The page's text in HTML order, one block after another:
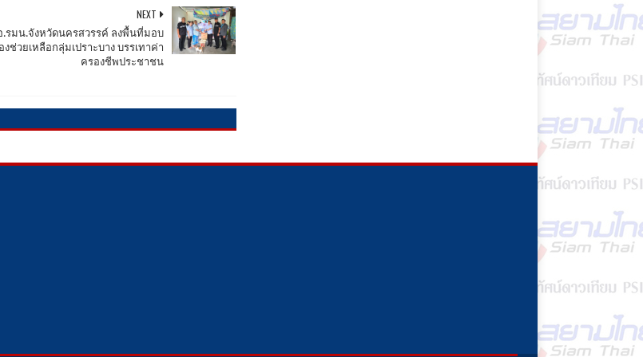
NEXT
.รมน.จังหวัดนครสวรรค์ ลงพื้นที่มอบ
งช่วยเหลือกลุ่มเปราะบาง บรรเทาค่า
ครองชีพประชาชน